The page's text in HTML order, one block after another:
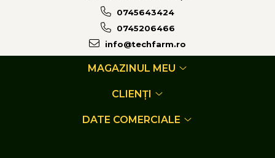
0745643424
0745206466
info@techfarm.ro
MAGAZINUL MEU
CLIENȚI
DATE COMERCIALE